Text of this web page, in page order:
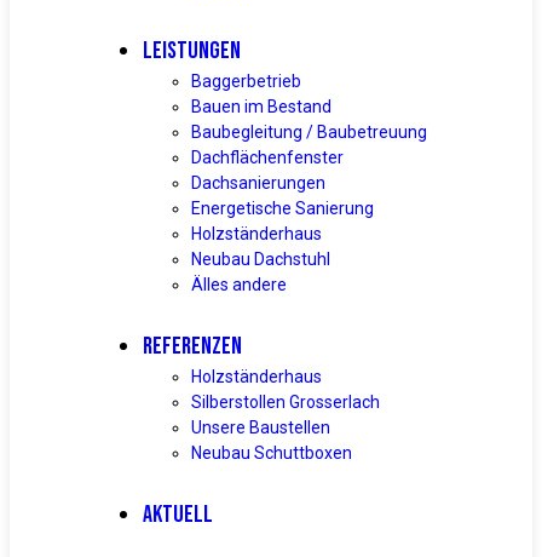
LEISTUNGEN
Baggerbetrieb
Bauen im Bestand
Baubegleitung / Baubetreuung
Dachflächenfenster
Dachsanierungen
Energetische Sanierung
Holzständerhaus
Neubau Dachstuhl
Älles andere
REFERENZEN
Holzständerhaus
Silberstollen Grosserlach
Unsere Baustellen
Neubau Schuttboxen
AKTUELL